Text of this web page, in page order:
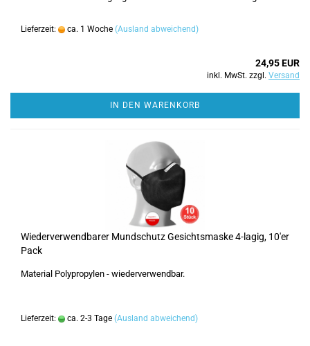
Lieferzeit: ca. 1 Woche (Ausland abweichend)
24,95 EUR
inkl. MwSt. zzgl. Versand
IN DEN WARENKORB
Wiederverwendbarer Mundschutz Gesichtsmaske 4-lagig, 10'er
Pack
Material Polypropylen - wiederverwendbar.
Lieferzeit: ca. 2-3 Tage (Ausland abweichend)